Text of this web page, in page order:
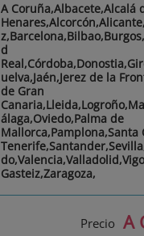
A Coruña,Albacete,Alcalá
d
uelva,Jaén,Jerez de la
de Gran
álaga,Oviedo,Palma de
Mallorca,Pamplona,Santa
Gasteiz,Zaragoza,
Precio A